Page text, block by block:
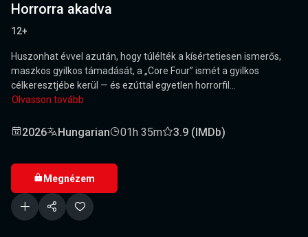
Horrorra akadva
12+
Huszonhat évvel azután, hogy túlélték a kísértetiesen ismerős,
maszkos gyilkos támadását, a „Core Four” ismét a gyilkos
célkeresztjébe kerül — és ezúttal egyetlen horrorfil...
Olvasson tovább
2026 Hungarian 01h 35m 3.9 (IMDb)
Megnézem